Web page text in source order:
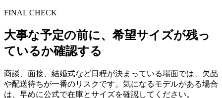
FINAL CHECK
大事な予定の前に、希望サイズが残っ
ているか確認する
商談、面接、結婚式など日程が決まっている場面では、欠品
や配送待ちが一番のリスクです。気になるモデルがある場合
は、早めに公式で在庫とサイズを確認してください。